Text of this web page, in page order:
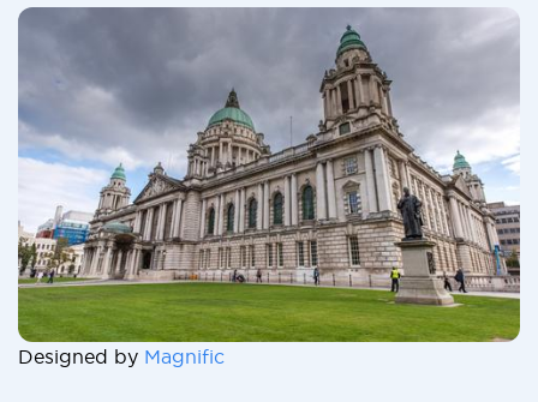
Designed by Magnific